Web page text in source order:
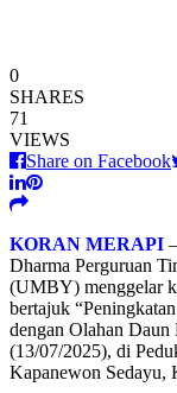
0
SHARES
71
VIEWS
Share on Facebook
KORAN MERAPI
Dharma Perguruan
(UMBY) menggelar
bertajuk
dengan Olahan
(13/07/2025), di
Kapanewon Sedayu,